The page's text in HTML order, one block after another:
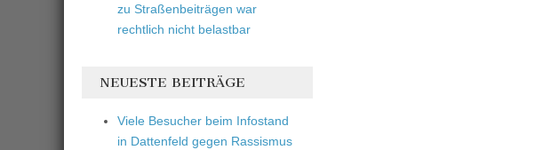
zu Straßenbeiträgen war
rechtlich nicht belastbar
NEUESTE BEITRÄGE
Viele Besucher beim Infostand
in Dattenfeld gegen Rassismus